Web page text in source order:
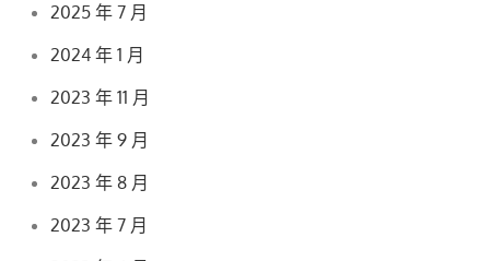
2025 年 7 月
2024 年 1 月
2023 年 11 月
2023 年 9 月
2023 年 8 月
2023 年 7 月